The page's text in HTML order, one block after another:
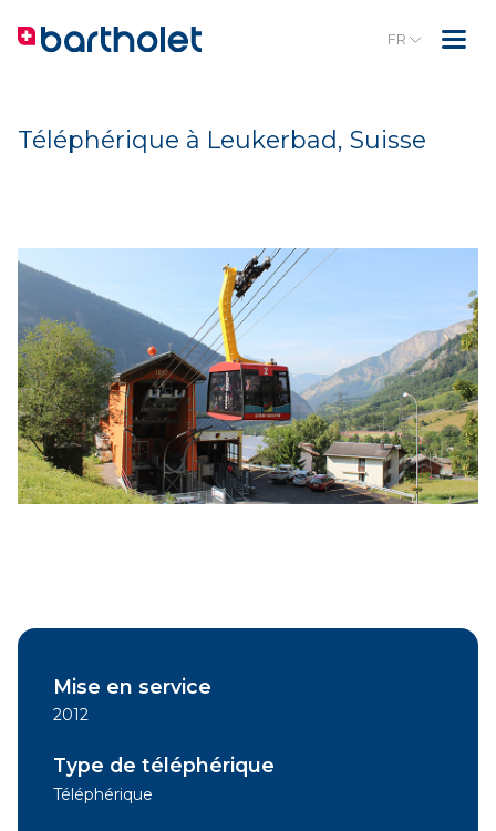
FR
Téléphérique à Leukerbad, Suisse
Mise en service
2012
Type de téléphérique
Téléphérique